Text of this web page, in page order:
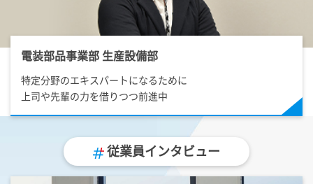
電装部品事業部 生産設備部
特定分野のエキスパートになるために
上司や先輩の力を借りつつ前進中
従業員インタビュー